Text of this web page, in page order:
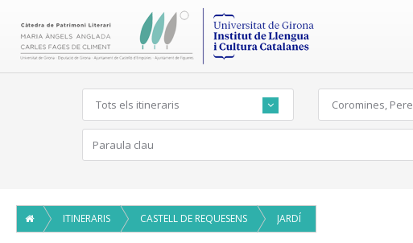
Tots els itineraris Coromines, Pere
ITINERARIS CASTELL DE REQUESENS JARDÍ